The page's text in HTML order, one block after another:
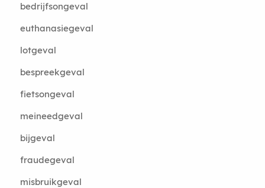
bedrijfsongeval
euthanasiegeval
lotgeval
bespreekgeval
fietsongeval
meineedgeval
bijgeval
fraudegeval
misbruikgeval